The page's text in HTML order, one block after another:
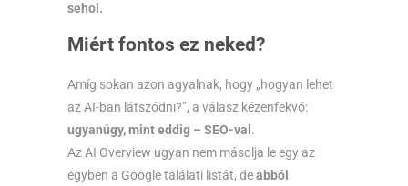
sehol.
Miért fontos ez neked?
Amíg sokan azon agyalnak, hogy „hogyan lehet
az AI-ban látszódni?”, a válasz kézenfekvő:
ugyanúgy, mint eddig – SEO-val .
Az AI Overview ugyan nem másolja le egy az
egyben a Google találati listát, deabból